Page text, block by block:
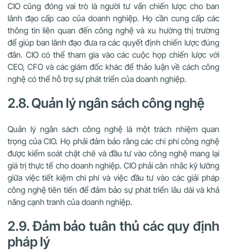
CIO cũng đóng vai trò là người tư vấn chiến lược cho ban
lãnh đạo cấp cao của doanh nghiệp. Họ cần cung cấp các
thông tin liên quan đến công nghệ và xu hướng thị trường
để giúp ban lãnh đạo đưa ra các quyết định chiến lược đúng
đắn. CIO có thể tham gia vào các cuộc họp chiến lược với
CEO, CFO và các giám đốc khác để thảo luận về cách công
nghệ có thể hỗ trợ sự phát triển của doanh nghiệp.
2.8. Quản lý ngân sách công nghệ
Quản lý ngân sách công nghệ là một trách nhiệm quan
trọng của CIO. Họ phải đảm bảo rằng các chi phí công nghệ
được kiểm soát chặt chẽ và đầu tư vào công nghệ mang lại
giá trị thực tế cho doanh nghiệp. CIO phải cân nhắc kỹ lưỡng
giữa việc tiết kiệm chi phí và việc đầu tư vào các giải pháp
công nghệ tiên tiến để đảm bảo sự phát triển lâu dài và khả
năng cạnh tranh của doanh nghiệp.
2.9. Đảm bảo tuân thủ các quy định
pháp lý